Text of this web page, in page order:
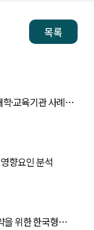
목록
·교육기관 사례와
향요인 분석
을 위한 한국형